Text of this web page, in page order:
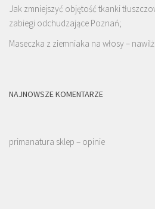
Jak zmniejszyć objętość tkanki
zabiegi odchudzające Poznań;
Maseczka z ziemniaka na włosy –
NAJNOWSZE KOMENTARZE
primanatura sklep – opinie